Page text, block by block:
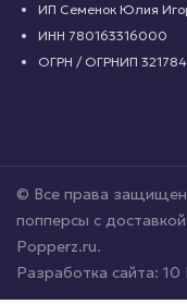
ИП Семенок Юлия
ИНН 780163316000
ОГРН / ОГРНИП
© Все права
попперсы с
Popperz.ru.
Разработка сайта: 10